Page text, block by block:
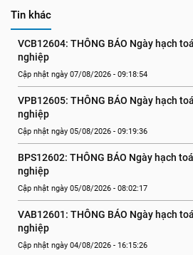
Tin khác
VCB12604: THÔNG BÁO Ngày hạch
nghiệp
Cập nhật ngày 07/08/2026 - 09:18:54
VPB12605: THÔNG BÁO Ngày hạch
nghiệp
Cập nhật ngày 05/08/2026 - 09:19:36
BPS12602: THÔNG BÁO Ngày hạch
nghiệp
Cập nhật ngày 05/08/2026 - 08:02:17
VAB12601: THÔNG BÁO Ngày hạch
nghiệp
Cập nhật ngày 04/08/2026 - 16:15:26